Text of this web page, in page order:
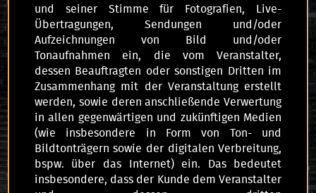
und seiner Stimme für Fotografien, Live-
Übertragungen, Sendungen und/oder
Aufzeichnungen von Bild und/oder
Tonaufnahmen ein, die vom Veranstalter,
dessen Beauftragten oder sonstigen Dritten im
Zusammenhang mit der Veranstaltung erstellt
werden, sowie deren anschließende Verwertung
in allen gegenwärtigen und zukünftigen Medien
(wie insbesondere in Form von Ton- und
Bildtonträgern sowie der digitalen Verbreitung,
bspw. über das Internet) ein. Das bedeutet
insbesondere, dass der Kunde dem Veranstalter